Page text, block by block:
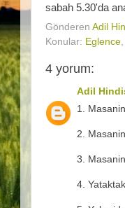
sabah 5.30'da
Gönderen Adil
Konular: Eglence
4 yorum:
Adil
1.
2.
3.
4.